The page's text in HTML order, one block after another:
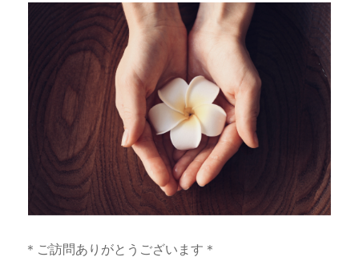
＊ご訪問ありがとうございます＊